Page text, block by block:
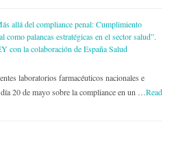
allá del compliance penal: Cumplimiento
como palancas estratégicas en el sector salud”.
con la colaboración de España Salud
laboratorios farmacéuticos nacionales e
20 de mayo sobre la compliance en un … Read